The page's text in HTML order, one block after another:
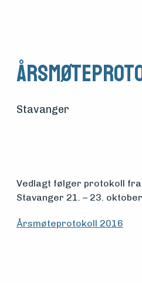
Medlemsfartøy
Stavanger
Vedlagt følger protokoll
Stavanger 21. – 23.
Årsmøteprotokoll 2016